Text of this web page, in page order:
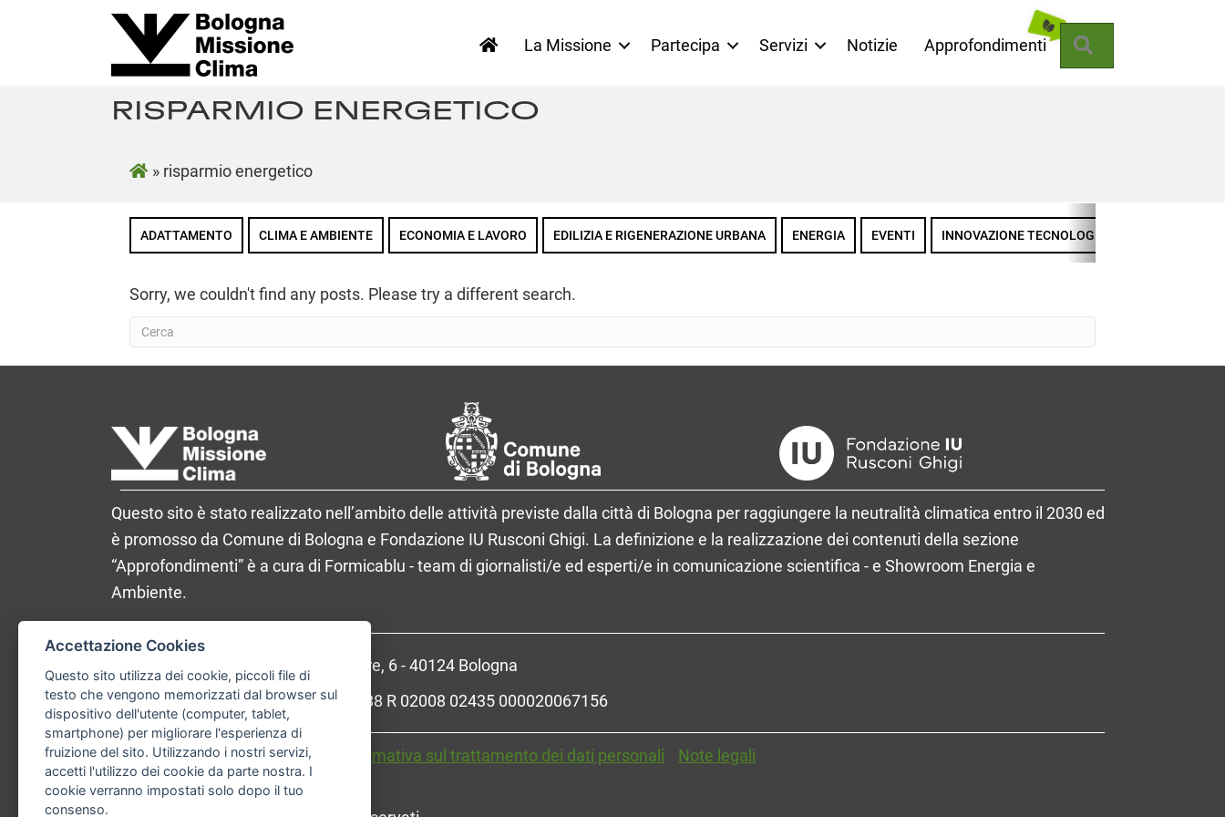
La Missione Partecipa Servizi Notizie Approfondimenti
RISPARMIO ENERGETICO
» risparmio energetico
ADATTAMENTO CLIMA E AMBIENTE ECONOMIA E LAVORO EDILIZIA E RIGENERAZIONE URBANA ENERGIA EVENTI INNOVAZIONE TECNOLOGICA
Sorry, we couldn't find any posts. Please try a different search.
Questo sito è stato realizzato nell’ambito delle attività previste dalla città di Bologna per raggiungere la neutralità climatica entro il 2030 ed
è promosso da Comune di Bologna e Fondazione IU Rusconi Ghigi. La definizione e la realizzazione dei contenuti della sezione
“Approfondimenti” è a cura di Formicablu - team di giornalisti/e ed esperti/e in comunicazione scientifica - e Showroom Energia e
Ambiente.
Comune di Bologna, Piazza Maggiore, 6 - 40124 Bologna
P.Iva: 01232710374 - Cod. IBAN: IT 88 R 02008 02435 000020067156
Accessibilità Carta dei valori Informativa sul trattamento dei dati personali Note legali
Accettazione Cookies
Questo sito utilizza dei cookie, piccoli file di
testo che vengono memorizzati dal browser sul
dispositivo dell'utente (computer, tablet,
smartphone) per migliorare l'esperienza di
fruizione del sito. Utilizzando i nostri servizi,
accetti l'utilizzo dei cookie da parte nostra. I
cookie verranno impostati solo dopo il tuo
consenso.